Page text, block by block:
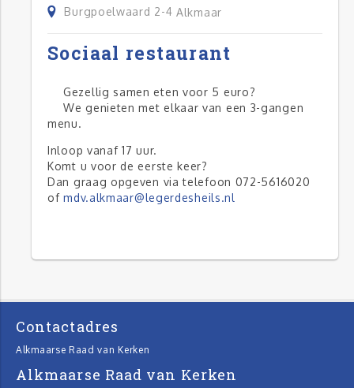
Burgpoelwaard 2-4 Alkmaar
Sociaal restaurant
Gezellig samen eten voor 5 euro?
We genieten met elkaar van een 3-gangen
menu.
Inloop vanaf 17 uur.
Komt u voor de eerste keer?
Dan graag opgeven via telefoon 072-5616020
ofmdv.alkmaar@legerdesheils.nl
Contactadres
Alkmaarse Raad van Kerken
Alkmaarse Raad van Kerken